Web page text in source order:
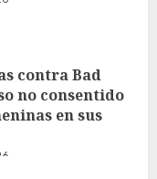
contra Bad
no consentido
en sus